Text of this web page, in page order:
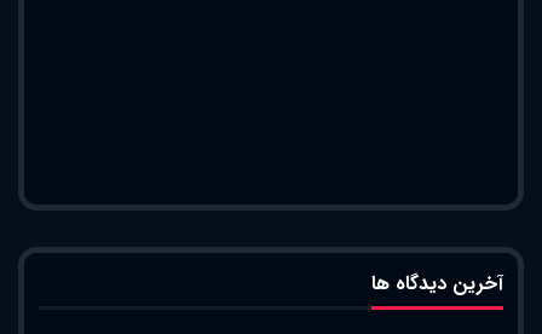
آخرین دیدگاه ها